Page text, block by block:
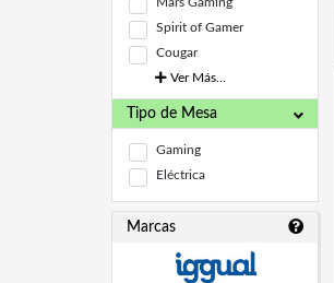
Spirit of Gamer
Cougar
Ver Más...
Tipo de Mesa
Gaming
Eléctrica
Marcas